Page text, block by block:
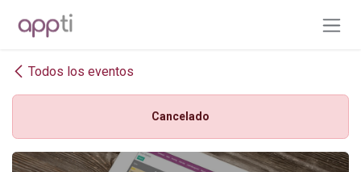
Todos los eventos
Cancelado